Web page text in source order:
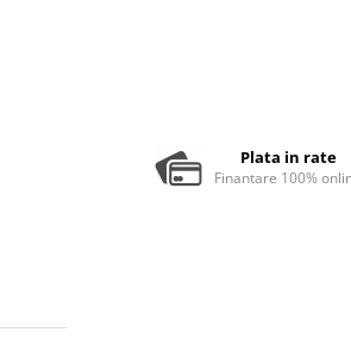
Plata in rate
Finantare 100%